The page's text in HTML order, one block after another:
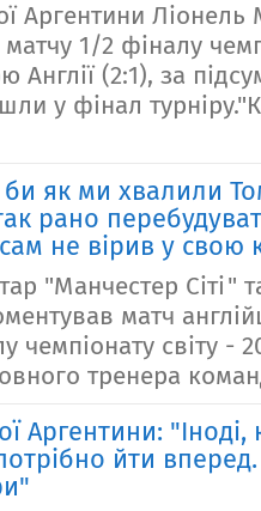
Аргентини Ліонель
1/2 фіналу
Англії (2:1), за
у фінал
як ми хвалили
рано
не вірив у свою
"Манчестер Сіті"
матч
чемпіонату світу -
тренера
Аргентини:
йти